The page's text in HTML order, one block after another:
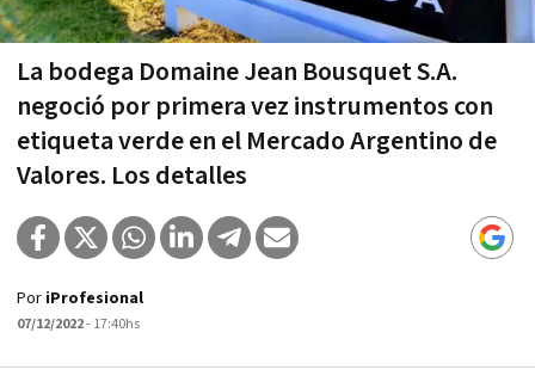
La bodega Domaine Jean Bousquet S.A.
negoció por primera vez instrumentos con
etiqueta verde en el Mercado Argentino de
Valores. Los detalles
Por iProfesional
07/12/2022- 17:40hs